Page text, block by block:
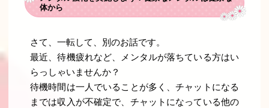
体から
さて、一転して、別のお話です。
最近、待機疲れなど、メンタルが落ちている方はい
らっしゃいませんか？
待機時間は一人でいることが多く、チャットになる
までは収入が不確定で、チャットになっている他の